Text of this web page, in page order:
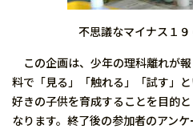
不思議なマイナス１
この企画は、少年の理科離れが
料で「見る」「触れる」「試す」
好きの子供を育成することを目的
なります。終了後の参加者のアン